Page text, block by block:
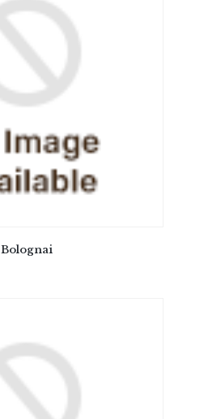
Bolognai